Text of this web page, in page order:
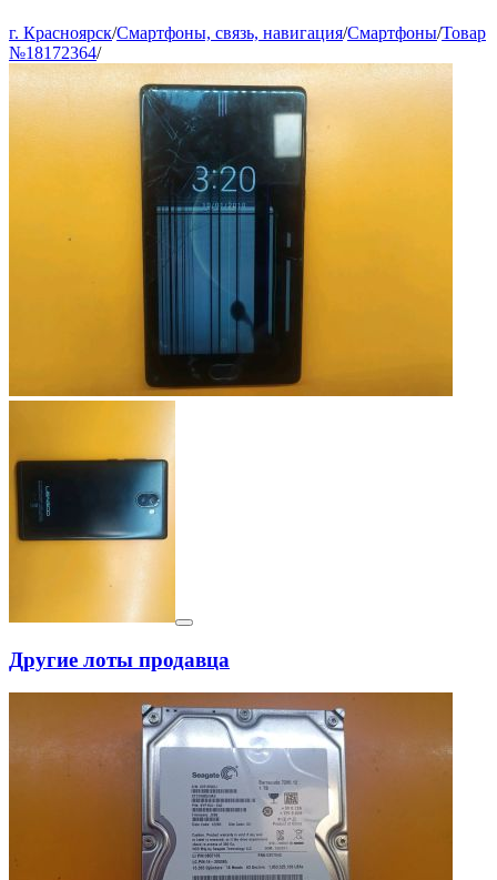
г. Красноярск/Смартфоны, связь, навигация/Смартфоны/Товар
№18172364/
Другие лоты продавца